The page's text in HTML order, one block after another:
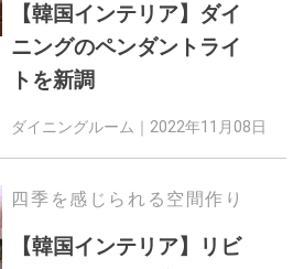
【韓国インテリア】ダイ
ニングのペンダントライ
トを新調
ダイニングルーム｜2022年11月08日
四季を感じられる空間作り
【韓国インテリア】リビ